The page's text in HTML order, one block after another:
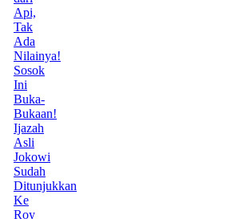
Api,
Tak
Ada
Nilainya!
Sosok
Ini
Buka-
Bukaan!
Ijazah
Asli
Jokowi
Sudah
Ditunjukkan
Ke
Roy